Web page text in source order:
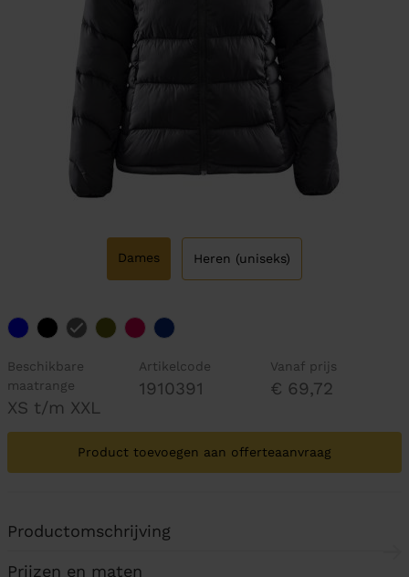
Dames Heren (uniseks)
Beschikbare
maatrange
XS t/m XXL
Artikelcode
1910391
Vanaf prijs
€ 69,72
Product toevoegen aan offerteaanvraag
Productomschrijving
Prijzen en maten